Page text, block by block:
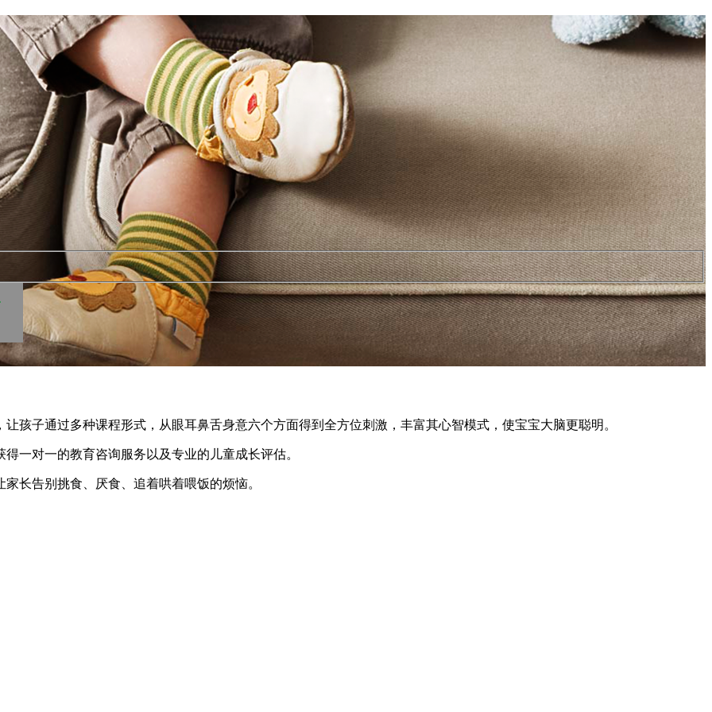
孩子通过多种课程形式，从眼耳鼻舌身意六个方面得到全方位刺激，丰富其心智模式，使宝宝大脑更聪明。
一对一的教育咨询服务以及专业的儿童成长评估。
长告别挑食、厌食、追着哄着喂饭的烦恼。